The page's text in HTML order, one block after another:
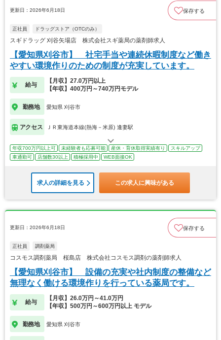
更新日：2026年6月18日 保存する
正社員 ドラッグストア（OTCのみ）
スギドラッグ 刈谷矢場店 株式会社スギ薬局の薬剤師求人
【愛知県刈谷市】 社宅手当や連続休暇制度など働き
やすい環境作りのための制度が充実しています。
給与
【月収】27.0万円以上
【年収】400万円～740万円モデル
勤務地 愛知県 刈谷市
アクセス ＪＲ東海道本線(熱海－米原) 逢妻駅
年収700万円以上可 未経験者も応募可能 産休・育休取得実績有り
スキルアップ
車通勤可
店舗数30以上 積極採用中 WEB面接OK
求人の詳細を見る この求人に興味がある
更新日：2026年6月18日 保存する
正社員 調剤薬局
コスモス調剤薬局 桜島店 株式会社コスモス調剤の薬剤師求人
【愛知県刈谷市】 設備の充実や社内制度の整備など
無理なく働ける環境作りを行っている薬局です。
給与
【月収】26.0万円～41.0万円
【年収】500万円～600万円以上 モデル
勤務地 愛知県 刈谷市